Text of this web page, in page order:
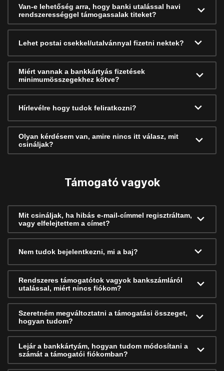
Van-e lehetőség arra, hogy banki utalással havi
rendszerességgel támogassalak titeket?
Lehet postai csekkel/utalvánnyal fizetni nektek?
Miért vannak a bankkártyás fizetések
minimumösszegekhez kötve?
Hírlevélre hogy tudok feliratkozni?
Olyan kérdésem van, amire nincs itt válasz, mit
csináljak?
Támogató vagyok
Mit csináljak, ha hibás e-mail-címmel regisztráltam,
vagy elfelejtettem a címet?
Nem tudok bejelentkezni, mi a baj?
Rendszeres támogatótok vagyok bankszámláról
utalással, miért nincs fiókom?
Szeretném megváltoztatni a támogatási összeget,
hogyan tudom?
Lejár a bankkártyám, hogyan tudom módosítani a
számát a támogatói fiókomban?